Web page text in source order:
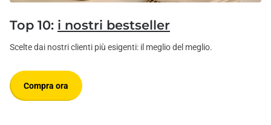
Top 10: i nostri bestseller
Scelte dai nostri clienti più esigenti: il meglio del meglio.
Compra ora